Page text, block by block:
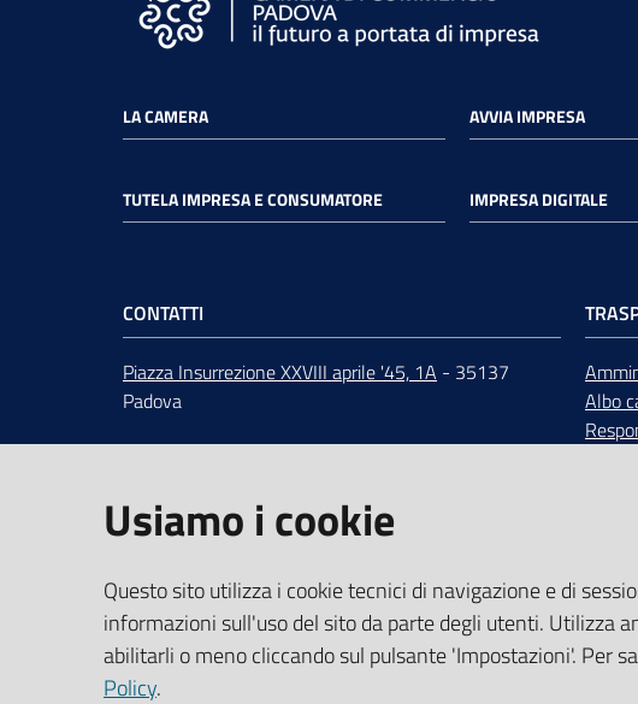
LA CAMERA AVVIA IMPRESA
TUTELA IMPRESA E CONSUMATORE IMPRESA DIGITALE
CONTATTI
Piazza Insurrezione XXVIII aprile '45, 1A - 35137
Padova
ORARIdal lunedì al venerdì 9:00 - 12:30
URP-Ufficio relazioni con il pubblico
PEC:cciaa@pd.legalmail.camcom.it
Dati per la fatturazione
Codice Univoco Ufficio UFLIK4
CF/PI 00654100288
Albo
Usiamo i cookie
Questo sito utilizza i cookie tecnici di navigazione e di
informazioni sull'uso del sito da parte degli utenti. Utilizza
abilitarli o meno cliccando sul pulsante 'Impostazioni'. Per
Policy.